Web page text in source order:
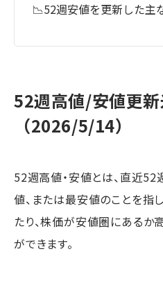
📉52週安値を更新した主
52週高値/安値更
（2026/5/14）
52週高値・安値とは、直近52
値、または最安値のことを指
たり、株価が安値圏にあるか
ができます。